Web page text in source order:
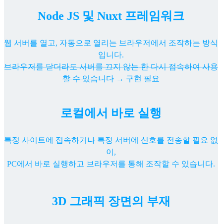
Node JS 및 Nuxt 프레임워크
웹 서버를 열고, 자동으로 열리는 브라우저에서 조작하는 방식
입니다.
브라우저를 닫더라도 서버를 끄지 않는 한 다시 접속하여 사용
할 수 있습니다 → 구현 필요
로컬에서 바로 실행
특정 사이트에 접속하거나 특정 서버에 신호를 전송할 필요 없
이,
PC에서 바로 실행하고 브라우저를 통해 조작할 수 있습니다.
3D 그래픽 장면의 부재